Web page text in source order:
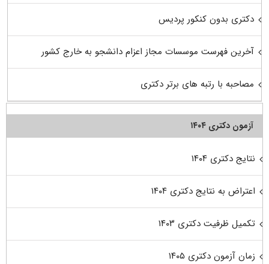
دکتری بدون کنکور پردیس
آخرین فهرست موسسات مجاز اعزام دانشجو به خارج کشور
مصاحبه با رتبه های برتر دکتری
آزمون دکتری ۱۴۰۴
نتایج دکتری ۱۴۰۴
اعتراض به نتایج دکتری ۱۴۰۴
تکمیل ظرفیت دکتری ۱۴۰۳
زمان آزمون دکتری ۱۴۰۵